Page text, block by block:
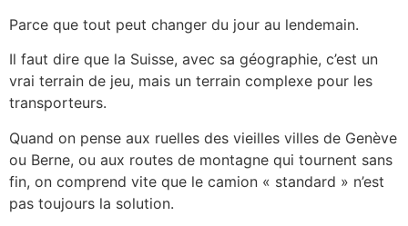
Parce que tout peut changer du jour au lendemain.
Il faut dire que la Suisse, avec sa géographie, c’est un
vrai terrain de jeu, mais un terrain complexe pour les
transporteurs.
Quand on pense aux ruelles des vieilles villes de Genève
ou Berne, ou aux routes de montagne qui tournent sans
fin, on comprend vite que le camion « standard » n’est
pas toujours la solution.